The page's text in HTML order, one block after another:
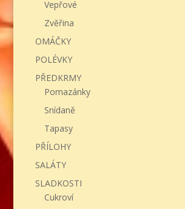
Vepřové
Zvěřina
OMÁČKY
POLÉVKY
PŘEDKRMY
Pomazánky
Snídaně
Tapasy
PŘÍLOHY
SALÁTY
SLADKOSTI
Cukroví